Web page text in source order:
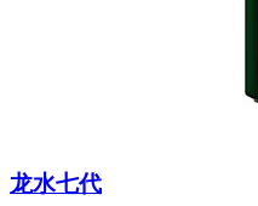
龙水七代